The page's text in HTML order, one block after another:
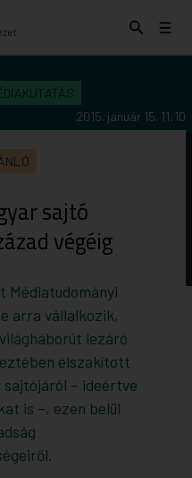
Keresés
Menü
2015. január 15. 11:10
sajtó
végéig
Médiatudományi
arra vállalkozik,
lezáró
elszakított
– ideértve
is –, ezen belül